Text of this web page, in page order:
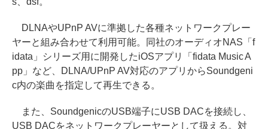
DLNAやUPnP AVに準拠した各種ネットワークプレー
ヤーと組み合わせて利用可能。同社のオーディオNAS「f
idata」シリーズ用に開発したiOSアプリ「fidata Music A
pp」など、DLNA/UPnP AV対応のアプリからSoundgeni
c内の楽曲を指定して再生できる。
また、SoundgenicのUSB端子にUSB DACを接続し、
USB DACをネットワークプレーヤーとして扱える。対